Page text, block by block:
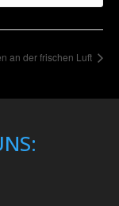
an der frischen Luft